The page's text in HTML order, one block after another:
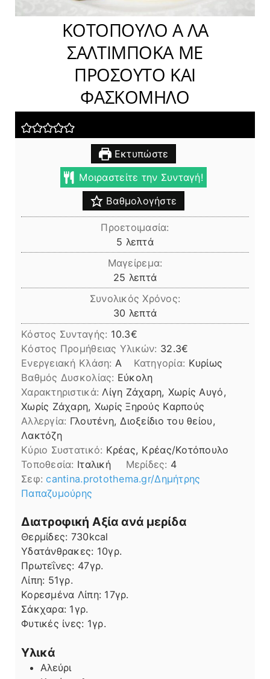
ΚΟΤΟΠΟΥΛΟ Α ΛΑ
ΣΑΛΤΙΜΠΟΚΑ ΜΕ
ΠΡΟΣΟΥΤΟ ΚΑΙ
ΦΑΣΚΟΜΗΛΟ
Εκτυπώστε
Μοιραστείτε την Συνταγή!
Βαθμολογήστε
Προετοιμασία:
5 λεπτά
λεπτά
Μαγείρεμα:
25 λεπτά
λεπτά
Συνολικός Χρόνος:
30 λεπτά
λεπτά
Κόστος Συνταγής: 10.3€
Kόστος Προμήθειας Υλικών: 32.3
Ενεργειακή Κλάση: A Κατηγορία: Κυρίως
Βαθμός Δυσκολίας: Εύκολη
Χαρακτηριστικά: Λίγη Ζάχαρη, Χωρίς Αυγό,
Χωρίς Ζάχαρη, Χωρίς Ξηρούς Καρπούς
Αλλεργία: Γλουτένη, Διοξείδιο του θείου,
Λακτόζη
Kύριο Συστατικό: Κρέας, Κρέας/Κοτόπουλο
Τοποθεσία: Ιταλική Μερίδες: 4
Σεφ:cantina.protothema.gr/Δημήτρης
Παπαζυμούρης
Διατροφική Αξία ανά μερίδα
Θερμίδες: 730kcal
Υδατάνθρακες: 10γρ.
Πρωτεΐνες: 47γρ.
Λίπη
Λίπη: 51γρ.
Κορεσμένα Λίπη: 17γρ.
Σάκχαρα: 1γρ.
Φυτικές ίνες: 1γρ.
Υλικά
Αλεύρι